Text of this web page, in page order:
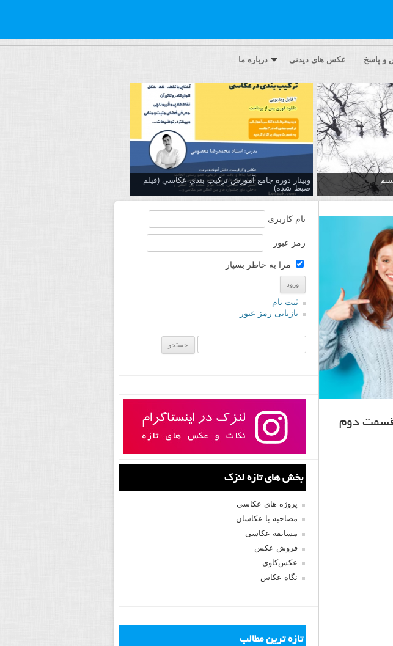
و پاسخ عکس های دیدنی درباره ما
وبینار دوره جامع آموزش تركيب بندي عكاسي (فیلم
ضبط شده)
نام کاربری
رمز عبور
مرا به خاطر بسپار
ثبت نام
بازیابی رمز عبور
بخش های تازه لنزک
پروژه های عکاسی
مصاحبه با عکاسان
مسابقه عکاسی
فروش عکس
عکس‌کاوی
نگاه عکاس
تازه ترین مطالب